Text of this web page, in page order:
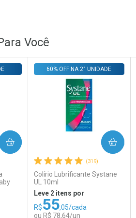
Ativar Desconto
Comprar sem Desconto
Por R$ 171,00/cada
Comprar sem Desconto
Por R$ 171,00/cada
Você
(319)
Colírio Lubrificante Systane
UL 10ml
60% OFF NA 2° UNIDADE
Leve 2 itens por
R$55,05/cada
ou R$ 78,64/un
COMPRAR